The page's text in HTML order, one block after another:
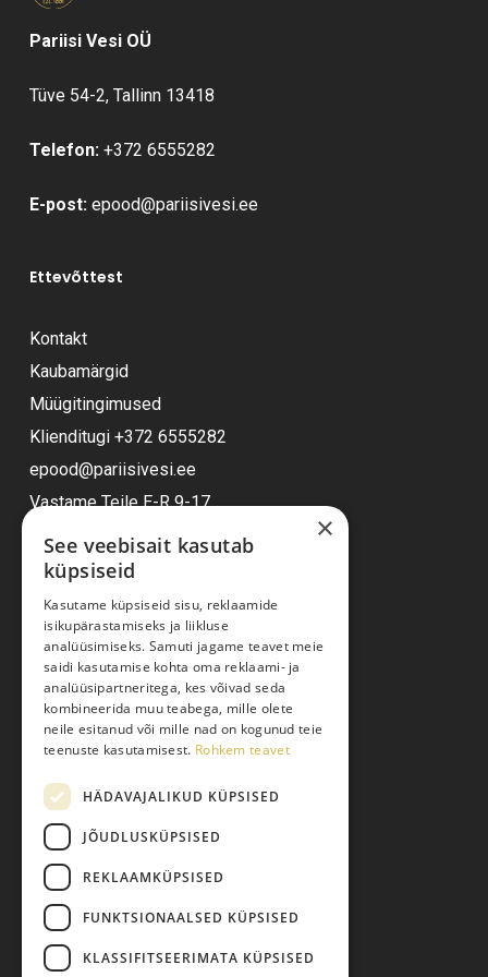
Pariisi Vesi OÜ
Tüve 54-2, Tallinn 13418
Telefon: +372 6555282
E-post: epood@pariisivesi.ee
Ettevõttest
Kontakt
Kaubamärgid
Müügitingimused
Klienditugi +372 6555282
epood@pariisivesi.ee
Vastame Teile E-R 9-17
Ostuabi
Kauba kohaletoimetamine
Toodete tellimine
Maksmine
Järelmaks
Pretensiooni esitamine
Isikuandmete töötlemine
×
See veebisait kasutab
küpsiseid
Kasutame küpsiseid sisu, reklaamide
isikupärastamiseks ja liikluse
analüüsimiseks. Samuti jagame teavet meie
saidi kasutamise kohta oma reklaami- ja
analüüsipartneritega, kes võivad seda
kombineerida muu teabega, mille olete
neile esitanud või mille nad on kogunud teie
teenuste kasutamisest. Rohkem teavet
HÄDAVAJALIKUD KÜPSISED
JÕUDLUSKÜPSISED
REKLAAMKÜPSISED
FUNKTSIONAALSED KÜPSISED
KLASSIFITSEERIMATA KÜPSISED